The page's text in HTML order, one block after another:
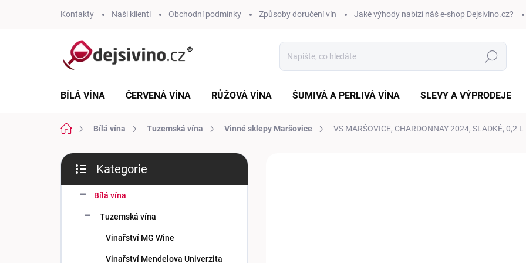
Kontakty Naši klienti Obchodní podmínky Způsoby doručení vín Jaké výhody nabízí náš e-shop Dejsivino.cz?
Hledat
BÍLÁ VÍNA ČERVENÁ VÍNA RŮŽOVÁ VÍNA ŠUMIVÁ A PERLIVÁ VÍNA SLEVY A VÝPRODEJE
Domů Bílá vína Tuzemská vína Vinné sklepy Maršovice VS MARŠOVICE, CHARDONNAY 2024, SLADKÉ, 0,2 L
P
s
kategorie
Kategorie
Bílá vína
Tuzemská vína
Vinařství MG Wine
Vinařství Mendelova Univerzita